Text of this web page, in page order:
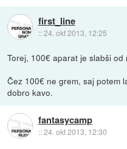
first_line
::24. okt 2013, 12:25
Torej, 100€ aparat je slabši
Čez 100€ ne grem, saj potem
dobro kavo.
fantasycamp
::24. okt 2013, 12:30